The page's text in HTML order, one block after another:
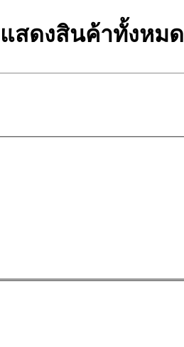
แสดงสินค้าทั้งหมด